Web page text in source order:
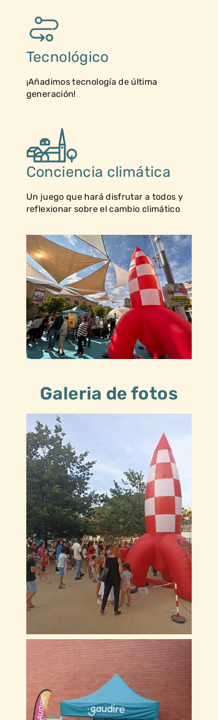
Tecnológico
¡Añadimos tecnología de última
generación!
Conciencia climática
Un juego que hará disfrutar a todos y
reflexionar sobre el cambio climático
Galeria de fotos